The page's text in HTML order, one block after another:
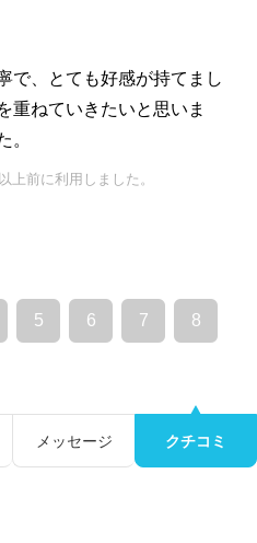
で、とても好感が持てまし
重ねていきたいと思いま
。
前に利用しました。
5 6 7 8
メッセージ クチコミ